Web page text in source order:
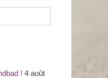
! 4 août